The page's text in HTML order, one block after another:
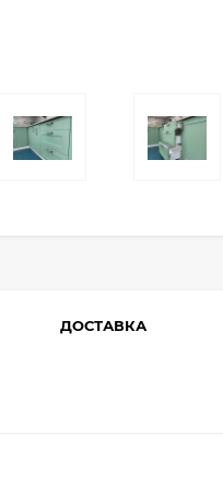
ДОСТАВКА